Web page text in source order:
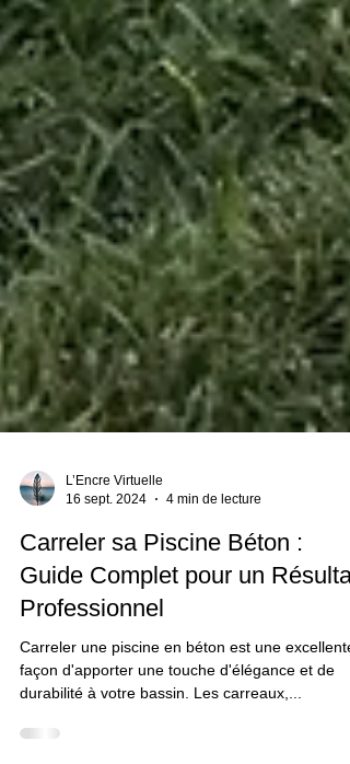
L’Encre Virtuelle
Carreler sa Piscine Béton :
Guide Complet pour un Résultat
Professionnel
Carreler une piscine en béton est une excellente